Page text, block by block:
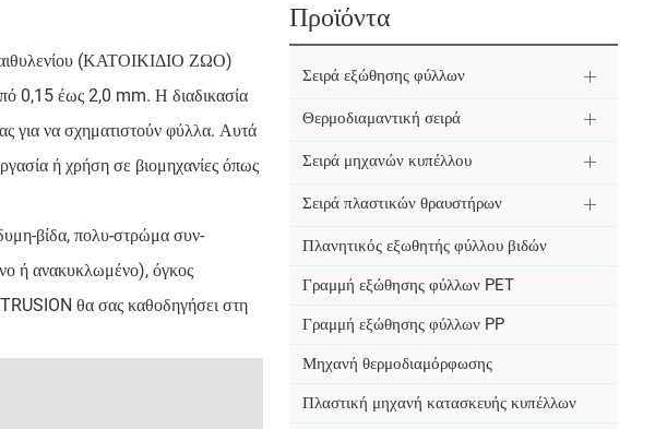
(ΚΑΤΟΙΚΙΔΙΟ ΖΩΟ)
0,15 έως 2,0 mm. Η διαδικασία
για να σχηματιστούν φύλλα. Αυτά
ή χρήση σε βιομηχανίες όπως
βίδα, πολυ-στρώμα συν-
ή ανακυκλωμένο), όγκος
θα σας καθοδηγήσει στη
Προϊόντα
Σειρά εξώθησης φύλλων
Θερμοδιαμαντική σειρά
Σειρά μηχανών κυπέλλου
Σειρά πλαστικών θραυστήρων
Πλανητικός εξωθητής φύλλου βιδών
Γραμμή εξώθησης φύλλων PET
Γραμμή εξώθησης φύλλων PP
Μηχανή θερμοδιαμόρφωσης
Πλαστική μηχανή κατασκευής κυπέλλων